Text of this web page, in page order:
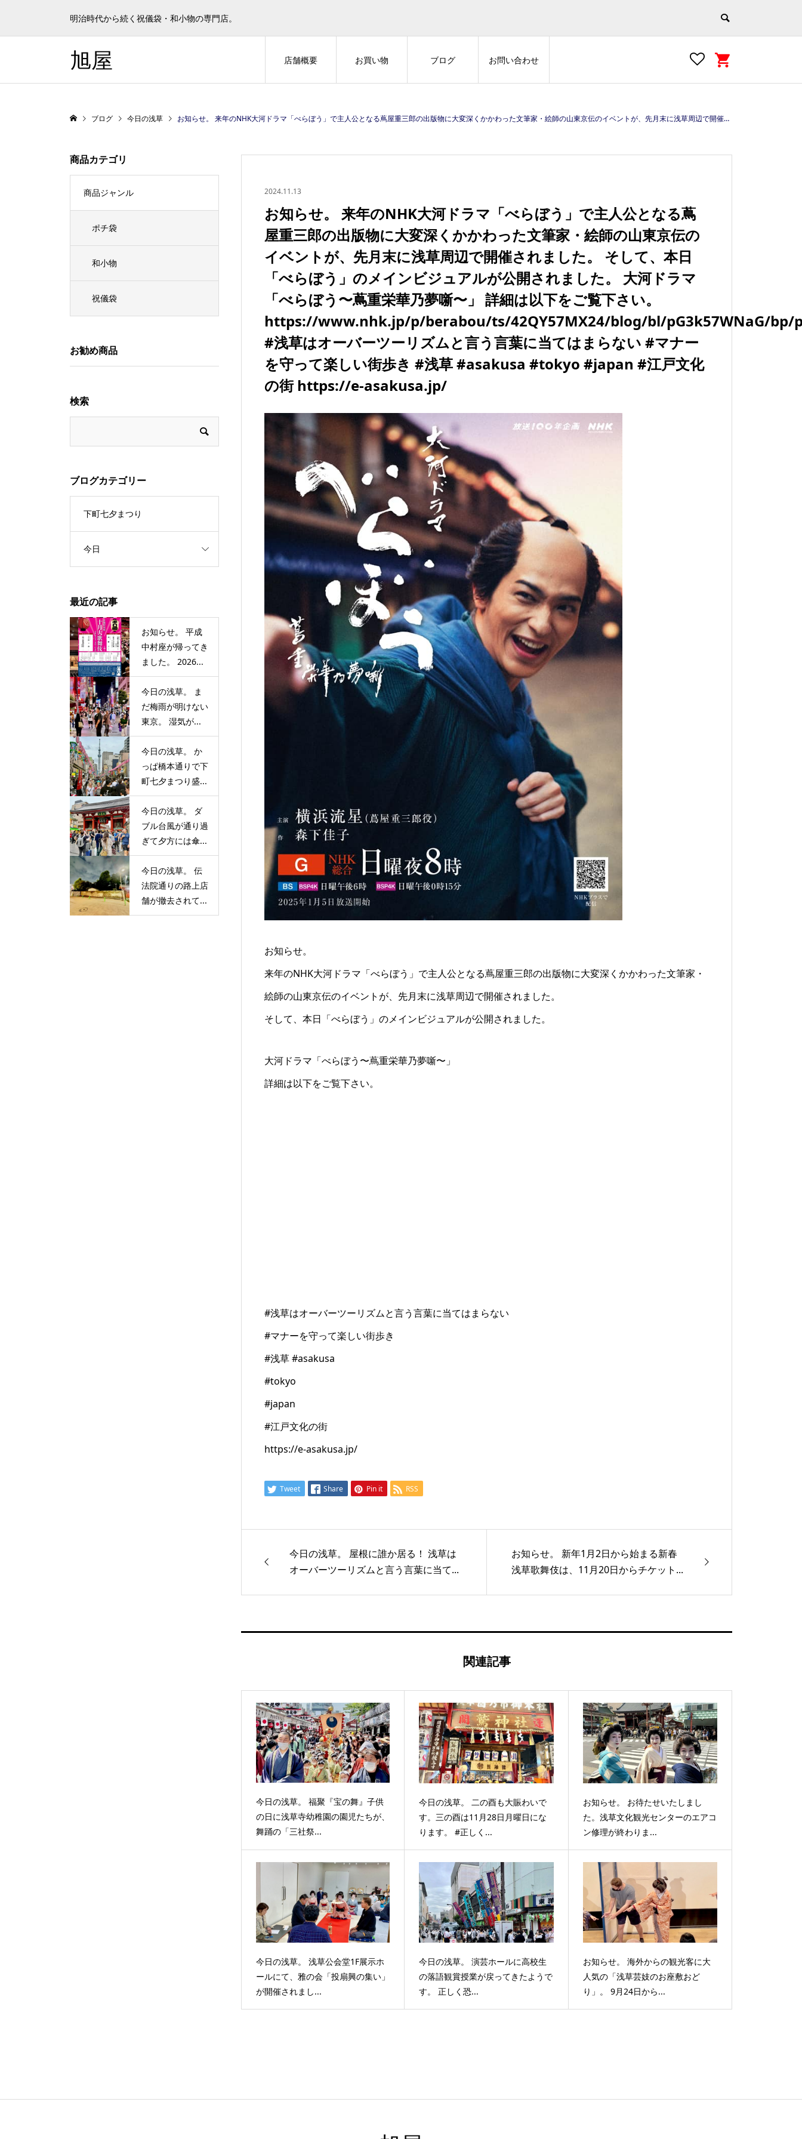
明治時代から続く祝儀袋・和小物の専門店。
旭屋 店舗概要 お買い物 ブログ お問い合わせ
ブログ 今日の浅草 お知らせ。 来年のNHK大河ドラマ「べらぼう」で主人公となる蔦屋重三郎の出版物に大変深くかかわった文筆家・絵師の山東京伝のイベントが、先月末に浅草周辺で開催されました。 そして、本日「べらぼう」のメインビジュアルが公開されました。 大河ドラマ「べらぼう〜蔦重栄華乃夢噺〜」 詳細は以下をご覧下さい。 https://www.nhk.jp/p/berabou/ts/42QY57MX24/blog/bl/pG3k57WNaG/bp/pjOvZV4JvB/ #浅草はオーバーツーリズムと言う言葉に当てはまらない #マナーを守って楽しい街歩き #浅草 #asakusa #tokyo #japan #江戸文化の街 https://e-asakusa.jp/
2024.11.13
お知らせ。 来年のNHK大河ドラマ「べらぼう」で主人公となる蔦
屋重三郎の出版物に大変深くかかわった文筆家・絵師の山東京伝の
イベントが、先月末に浅草周辺で開催されました。 そして、本日
「べらぼう」のメインビジュアルが公開されました。 大河ドラマ
「べらぼう〜蔦重栄華乃夢噺〜」 詳細は以下をご覧下さい。
https://www.nhk.jp/p/berabou/ts/42QY57MX24/blog/bl/pG3k57WNaG/bp/
#浅草はオーバーツーリズムと言う言葉に当てはまらない #マナー
を守って楽しい街歩き #浅草 #asakusa #tokyo #japan #江戸文化
の街 https://e-asakusa.jp/
お知らせ。
来年のNHK大河ドラマ「べらぼう」で主人公となる蔦屋重三郎の出版物に大変深くかかわった文筆家・
絵師の山東京伝のイベントが、先月末に浅草周辺で開催されました。
そして、本日「べらぼう」のメインビジュアルが公開されました。
大河ドラマ「べらぼう〜蔦重栄華乃夢噺〜」
詳細は以下をご覧下さい。
#浅草はオーバーツーリズムと言う言葉に当てはまらない
#マナーを守って楽しい街歩き
#浅草 #asakusa
#tokyo
#japan
#江戸文化の街
https://e-asakusa.jp/
Tweet Share Pin it RSS
今日の浅草。 屋根に誰か居る！ 浅草は
オーバーツーリズムと言う言葉に当て...
お知らせ。 新年1月2日から始まる新春
浅草歌舞伎は、11月20日からチケット...
関連記事
今日の浅草。 福聚『宝の舞』子供
の日に浅草寺幼稚園の園児たちが、
舞踊の「三社祭...
今日の浅草。 二の酉も大賑わいで
す。三の酉は11月28日月曜日にな
ります。 #正しく...
お知らせ。 お待たせいたしまし
た。浅草文化観光センターのエアコ
ン修理が終わりま...
今日の浅草。 浅草公会堂1F展示ホ
ールにて、雅の会「投扇興の集い」
が開催されまし...
今日の浅草。 演芸ホールに高校生
の落語観賞授業が戻ってきたようで
す。 正しく恐...
お知らせ。 海外からの観光客に大
人気の「浅草芸妓のお座敷おど
り」。 9月24日から...
商品カテゴリ
商品ジャンル
ポチ袋
和小物
祝儀袋
お勧め商品
検索
ブログカテゴリー
下町七夕まつり
今日
最近の記事
お知らせ。 平成
中村座が帰ってき
ました。 2026...
今日の浅草。 ま
だ梅雨が明けない
東京。 湿気が...
今日の浅草。 か
っぱ橋本通りで下
町七夕まつり盛...
今日の浅草。 ダ
ブル台風が通り過
ぎて夕方には傘...
今日の浅草。 伝
法院通りの路上店
舗が撤去されて...